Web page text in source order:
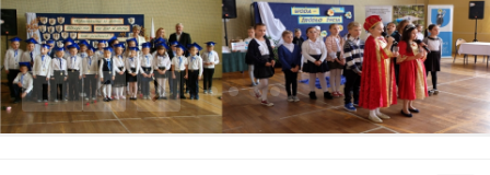
Poprzedni Element
Następny Element
❚❚